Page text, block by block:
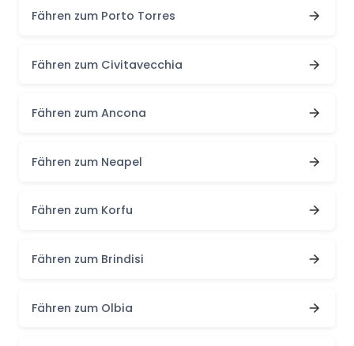
Fähren zum Porto Torres
Fähren zum Civitavecchia
Fähren zum Ancona
Fähren zum Neapel
Fähren zum Korfu
Fähren zum Brindisi
Fähren zum Olbia